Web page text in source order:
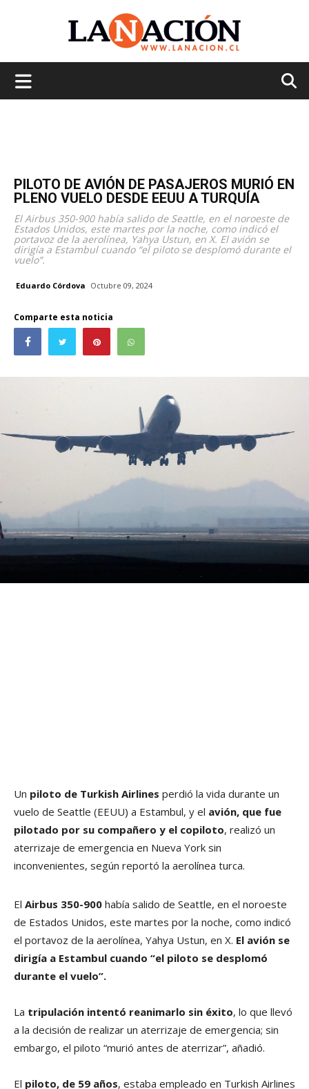
PILOTO DE AVIÓN DE PASAJEROS MURIÓ EN
PLENO VUELO DESDE EEUU A TURQUÍA
El Airbus 350-900 había salido de Seattle, en el noroeste de
Estados Unidos, este martes por la noche, como indicó el
portavoz de la aerolínea, Yahya Ustun, en X. El avión se
dirigía a Estambul cuando “el piloto se desplomó durante el
vuelo”.
Eduardo Córdova Octubre 09, 2024
Comparte esta noticia
Un piloto de Turkish Airlines perdió la vida durante un
vuelo de Seattle (EEUU) a Estambul, y el avión, que fue
pilotado por su compañero y el copiloto, realizó un
aterrizaje de emergencia en Nueva York sin
inconvenientes, según reportó la aerolínea turca.
El Airbus 350-900 había salido de Seattle, en el noroeste
de Estados Unidos, este martes por la noche, como indicó
el portavoz de la aerolínea, Yahya Ustun, en X. El avión se
dirigía a Estambul cuando “el piloto se desplomó
durante el vuelo”.
La tripulación intentó reanimarlo sin éxito, lo que llevó
a la decisión de realizar un aterrizaje de emergencia; sin
embargo, el piloto “murió antes de aterrizar”, añadió.
El piloto, de 59 años, estaba empleado en Turkish Airlines